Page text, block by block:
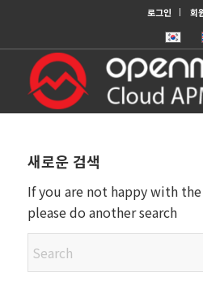
로그인 회
새로운 검색
If you are not happy with
please do another search